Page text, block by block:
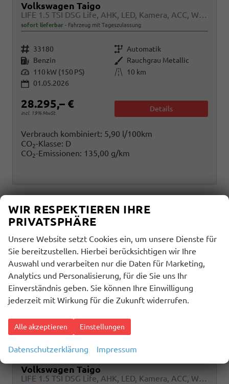
Volkswagen Taigo
LIFE 1.5 TSI DSG Life, AHK, LED, Kamera, ACC, Winter, 17-Zoll
sofort lieferbar Fahrzeug mit Tageszulassung
Fahrzeugnr. 33180 Getriebe Automatik
Kraftstoff Benzin Außenfarbe Rauchgrau Metallic
Leistung 110 kW (150 PS) Kilometerstand
10 km
01.05.2026
28.295,– €
incl. 19% MwSt.
Details
Verbrauch kombiniert: 5,90 l/100km
CO2-Klasse: D
CO2-Emissionen: 135,00 g/km
Volkswagen Taigo
LIFE 1.5 TSI DSG Life, AHK, LED, Kamera, ACC, Winter, 17-Zoll
WIR RESPEKTIEREN IHRE
PRIVATSPHÄRE
Unsere Website setzt Cookies ein, um unsere Dienste für
Sie bereitzustellen. Hierbei berücksichtigen wir Ihre
Auswahl und verarbeiten nur die Daten für Marketing,
Analytics und Personalisierung, für die Sie uns Ihr
Einverständnis geben. Sie können Ihre Einwilligung
jederzeit mit Wirkung für die Zukunft widerrufen.
Alle akzeptieren Einstellungen
Datenschutzerklärung Impressum